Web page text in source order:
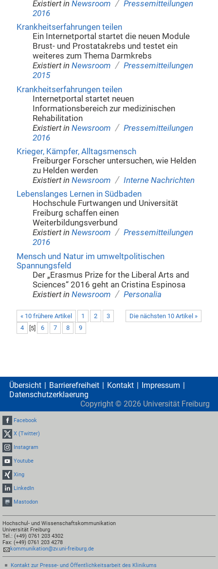
Existiert in Newsroom / Pressemitteilungen
2016
Krankheitserfahrungen teilen
Ein Internetportal startet die neuen Module
Brust- und Prostatakrebs und testet ein
weiteres zum Thema Darmkrebs
Existiert in Newsroom / Pressemitteilungen
2015
Krankheitserfahrungen teilen
Internetportal startet neuen
Informationsbereich zur medizinischen
Rehabilitation
Existiert in Newsroom / Pressemitteilungen
2016
Krieger, Kämpfer, Alltagsmensch
Freiburger Forscher untersuchen, wie Helden
zu Helden werden
Existiert in Newsroom / Interne Nachrichten
Lebenslanges Lernen in Südbaden
Hochschule Furtwangen und Universität
Freiburg schaffen einen
Weiterbildungsverbund
Existiert in Newsroom / Pressemitteilungen
2016
Mensch und Natur im umweltpolitischen
Spannungsfeld
Der „Erasmus Prize for the Liberal Arts and
Sciences“ 2016 geht an Cristina Espinosa
Existiert in Newsroom / Personalia
« 10 frühere Artikel Die nächsten 10 Artikel »
1 2
3
4
[5] 6 7 8 9
Übersicht Barrierefreiheit Kontakt
Impressum
Datenschutzerklaerung
Copyright © 2026 Universität Freiburg
Facebook
X (Twitter)
Instagram
Youtube
Xing
LinkedIn
Mastodon
Hochschul- und Wissenschaftskommunikation
Universität Freiburg
Tel.: (+49) 0761 203 4302
Fax: (+49) 0761 203 4278
kommunikation@zv.uni-freiburg.de
Kontakt zur Presse- und Öffentlichkeitsarbeit des Klinikums